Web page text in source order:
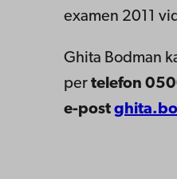
examen 2011
Ghita Bodman
per telefon
e-post